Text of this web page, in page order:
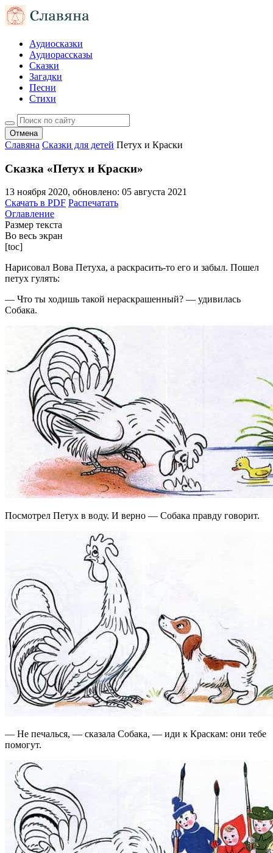
Аудиосказки
Аудиорассказы
Сказки
Загадки
Песни
Стихи
Отмена
Славяна Сказки для детей Петух и Краски
Сказка «Петух и Краски»
13 ноября 2020, обновлено: 05 августа 2021
Скачать в PDF Распечатать
Оглавление
Размер текста
Во весь экран
[toc]
Нарисовал Вова Петуха, а раскрасить-то его и забыл. Пошел
петух гулять:
— Что ты ходишь такой нераскрашенный? — удивилась
Собака.
Посмотрел Петух в воду. И верно — Собака правду говорит.
— Не печалься, — сказала Собака, — иди к Краскам: они тебе
помогут.